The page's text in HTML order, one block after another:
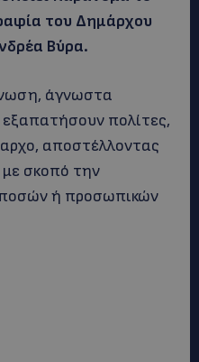
του Δημάρχου
Βύρα.
άγνωστα
πολίτες,
αποστέλλοντας
σκοπό την
ή προσωπικών